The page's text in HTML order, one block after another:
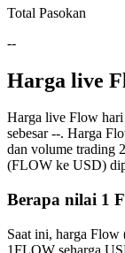
Total Pasokan
--
Harga live
Harga live Flow hari
sebesar --. Harga
dan volume trading
(FLOW ke USD)
Berapa nilai 1
Saat ini, harga
1FLOW seharga